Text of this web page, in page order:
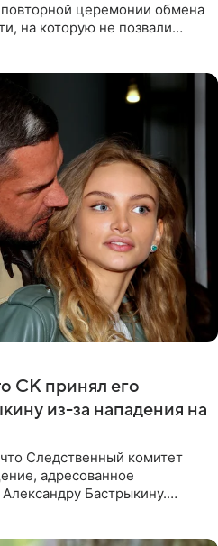
церемонии обмена
на которую не позвали
СК принял его
из-за нападения на
Следственный комитет
адресованное
Бастрыкину.